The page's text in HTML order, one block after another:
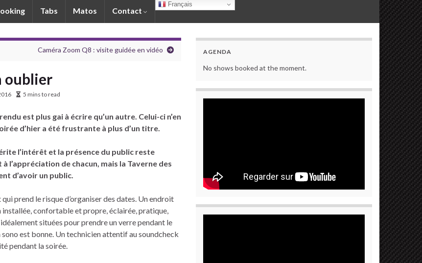
Tabs Matos Contact
Français
Caméra Zoom Q8 : visite guidée en vidéo
oublier
5 mins to read
est plus gai à écrire qu’un autre. Celui-ci n’en
d’hier a été frustrante à plus d’un titre.
l’intérêt et la présence du public reste
l’appréciation de chacun, mais la Taverne des
d’avoir un public.
prend le risque d’organiser des dates. Un endroit
installée, confortable et propre, éclairée, pratique,
situées pour prendre un verre pendant le
est bonne. Un technicien attentif au soundcheck
pendant la soirée.
AGENDA
No shows booked at the moment.